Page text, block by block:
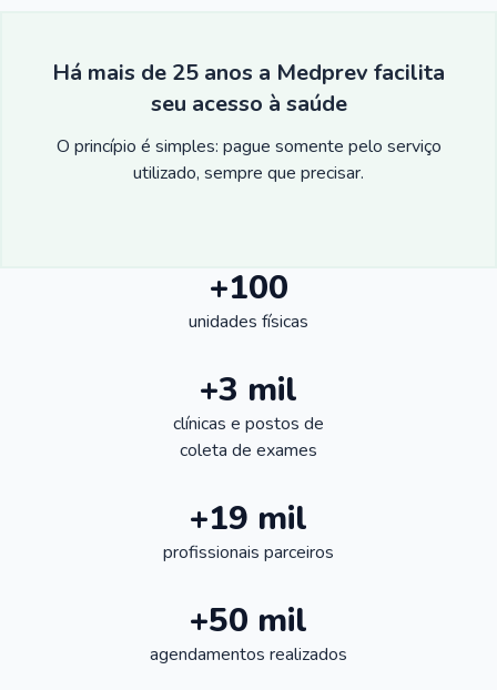
Há mais de 25 anos a Medprev facilita
seu acesso à saúde
O princípio é simples: pague somente pelo serviço
utilizado, sempre que precisar.
+100
unidades físicas
+3 mil
clínicas e postos de
coleta de exames
+19 mil
profissionais parceiros
+50 mil
agendamentos realizados